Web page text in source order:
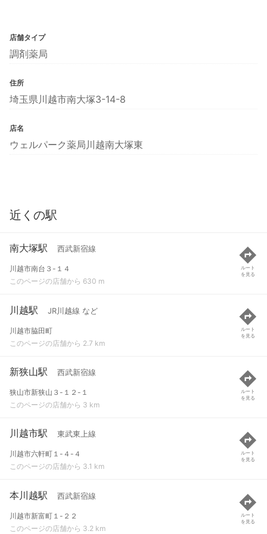
店舗タイプ
調剤薬局
住所
埼玉県川越市南大塚3-14-8
店名
ウェルパーク薬局川越南大塚東
近くの駅
南大塚駅 西武新宿線
川越市南台３-１４
このページの店舗から 630 m
ルート
を見る
川越駅 JR川越線 など
川越市脇田町
このページの店舗から 2.7 km
ルート
を見る
新狭山駅 西武新宿線
狭山市新狭山３-１２-１
このページの店舗から 3 km
ルート
を見る
川越市駅 東武東上線
川越市六軒町１-４-４
このページの店舗から 3.1 km
ルート
を見る
本川越駅 西武新宿線
川越市新富町１-２２
このページの店舗から 3.2 km
ルート
を見る